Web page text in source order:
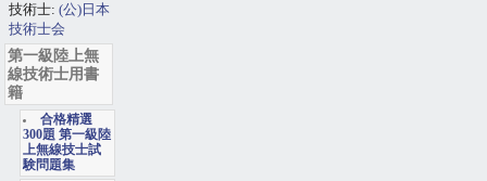
技術士: (公)日本
技術士会
第一級陸上無
線技術士用書
籍
合格精選
300題 第一級陸
上無線技士試
験問題集